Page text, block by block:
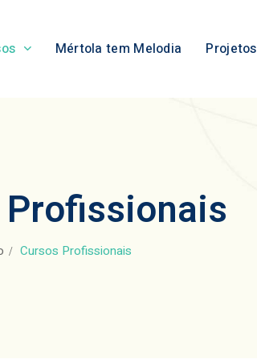
Mértola tem Melodia Projetos
Cursos Profissionais